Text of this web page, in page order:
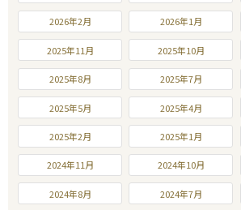
2026年2月 2026年1月
2025年11月 2025年10月
2025年8月 2025年7月
2025年5月 2025年4月
2025年2月 2025年1月
2024年11月 2024年10月
2024年8月 2024年7月